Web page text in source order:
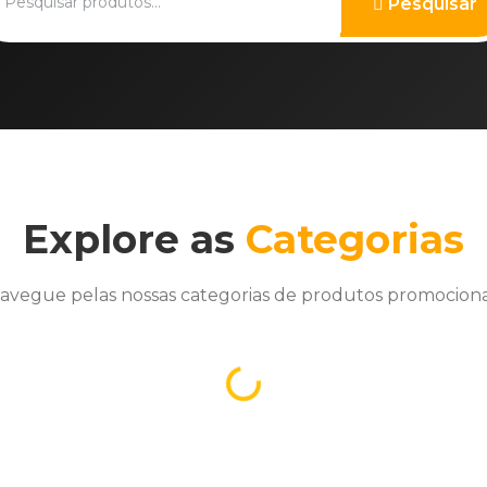
Explore as Categorias
pelas nossas categorias de produtos
A carregar...